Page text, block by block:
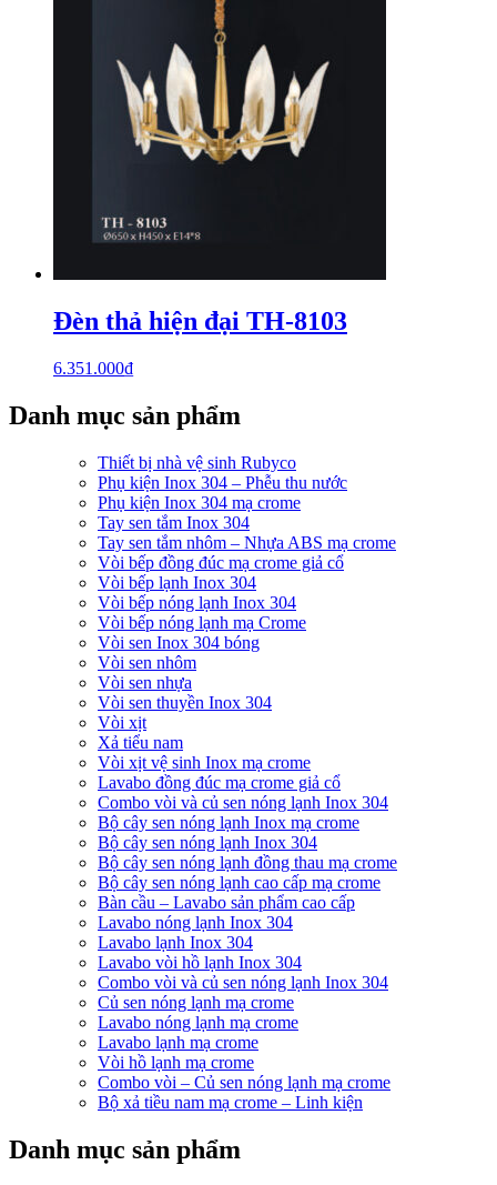
Đèn thả hiện đại TH-8103
6.351.000₫
Danh mục sản phẩm
Thiết bị nhà vệ sinh Rubyco
Phụ kiện Inox 304 – Phễu thu nước
Phụ kiện Inox 304 mạ crome
Tay sen tắm Inox 304
Tay sen tắm nhôm – Nhựa ABS mạ crome
Vòi bếp đồng đúc mạ crome giả cổ
Vòi bếp lạnh Inox 304
Vòi bếp nóng lạnh Inox 304
Vòi bếp nóng lạnh mạ Crome
Vòi sen Inox 304 bóng
Vòi sen nhôm
Vòi sen nhựa
Vòi sen thuyền Inox 304
Vòi xịt
Xả tiểu nam
Vòi xịt vệ sinh Inox mạ crome
Lavabo đồng đúc mạ crome giả cổ
Combo vòi và củ sen nóng lạnh Inox 304
Bộ cây sen nóng lạnh Inox mạ crome
Bộ cây sen nóng lạnh Inox 304
Bộ cây sen nóng lạnh đồng thau mạ crome
Bộ cây sen nóng lạnh cao cấp mạ crome
Bàn cầu – Lavabo sản phẩm cao cấp
Lavabo nóng lạnh Inox 304
Lavabo lạnh Inox 304
Lavabo vòi hồ lạnh Inox 304
Combo vòi và củ sen nóng lạnh Inox 304
Củ sen nóng lạnh mạ crome
Lavabo nóng lạnh mạ crome
Lavabo lạnh mạ crome
Vòi hồ lạnh mạ crome
Combo vòi – Củ sen nóng lạnh mạ crome
Bộ xả tiều nam mạ crome – Linh kiện
Danh mục sản phẩm